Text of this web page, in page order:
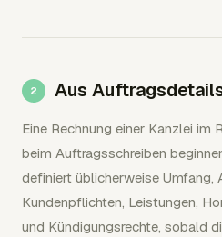
Aus
Eine Rechnung einer Kanzlei im
beim Auftragsschreiben
definiert üblicherweise Umfang,
Kundenpflichten, Leistungen,
und Kündigungsrechte, sobald